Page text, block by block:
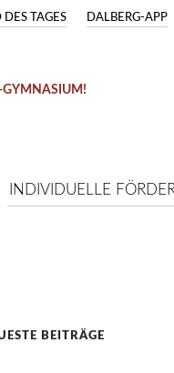
DALBERG-APP
DES TAGES
GYMNASIUM!
INDIVIDUELLE
BEITRÄGE